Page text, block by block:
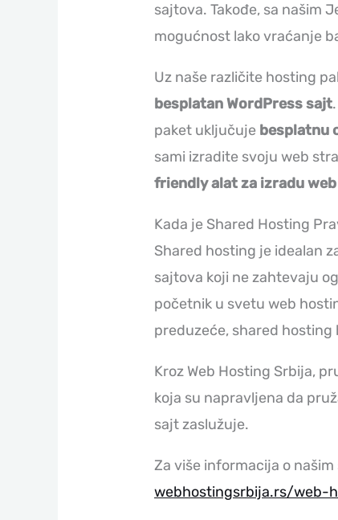
sajtova. Takođe, sa našim
mogućnost lako vraćanje
Uz naše različite hosting
besplatan WordPress sajt
paket uključuje besplatnu
sami izradite svoju web
friendly alat za izradu
Kada je Shared Hosting
Shared hosting je idealan
sajtova koji ne zahtevaju
početnik u svetu web
preduzeće, shared hosting
Kroz Web Hosting Srbija,
koja su napravljena da
sajt zaslužuje.
Za više informacija o
webhostingsrbija.rs/web-